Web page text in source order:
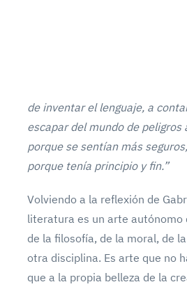
de inventar el lenguaje, a
escapar del mundo de
porque se sentían más
porque tenía principio y fin.”
Volviendo a la reflexión de
literatura es un arte autónomo
de la filosofía, de la moral, de
otra disciplina. Es arte que no
que a la propia belleza de la